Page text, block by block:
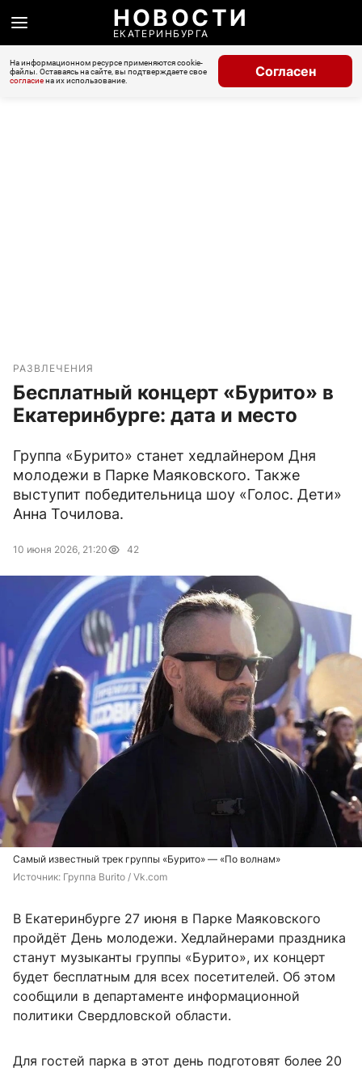
НОВОСТИ
ЕКАТЕРИНБУРГА
На информационном ресурсе применяются cookie-
файлы. Оставаясь на сайте, вы подтверждаете свое
согласиена их использование.
Согласен
РАЗВЛЕЧЕНИЯ
Бесплатный концерт «Бурито» в
Екатеринбурге: дата и место
Группа «Бурито» станет хедлайнером Дня
молодежи в Парке Маяковского. Также
выступит победительница шоу «Голос. Дети»
Анна Точилова.
10 июня 2026, 21:20 42
Самый известный трек группы «Бурито» — «По волнам»
Источник: Группа Burito / Vk.com
В Екатеринбурге 27 июня в Парке Маяковского
пройдёт День молодежи. Хедлайнерами праздника
станут музыканты группы «Бурито», их концерт
будет бесплатным для всех посетителей. Об этом
сообщили в департаменте информационной
политики Свердловской области.
Для гостей парка в этот день подготовят более 20